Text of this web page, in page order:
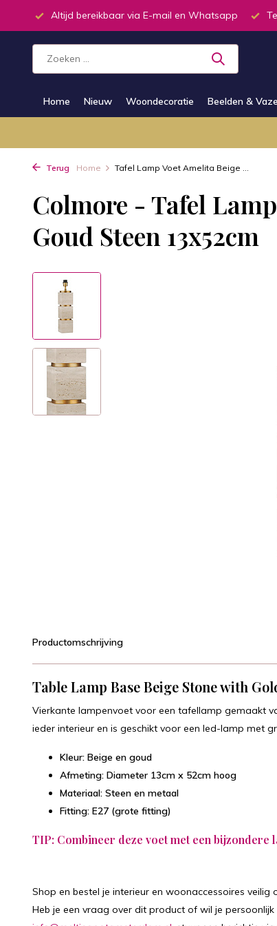
Altijd bereikbaar via E-mail en Whatsapp
Home Nieuw Woondecoratie Beelden &
Terug Home Tafel Lamp Voet Amelita Beige ...
Colmore - Tafel
Goud Steen 13x52cm
Productomschrijving
Table Lamp Base Beige Stone with
Vierkante lampenvoet voor een tafellamp gemaakt
ieder interieur en is geschikt voor een led-lamp met
Kleur: Beige en goud
Afmeting: Diameter 13cm x 52cm hoog
Materiaal: Steen en metaal
Fitting: E27 (grote fitting)
TIP: Combineer deze voet met een bijzondere
Shop en bestel je interieur en woonaccessoires
Heb je een vraag over dit product of wil je